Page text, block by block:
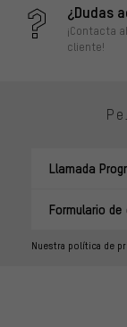
¿Dudas
¡Contacta
cliente!
Llamada
Formulario
Nuestra política de